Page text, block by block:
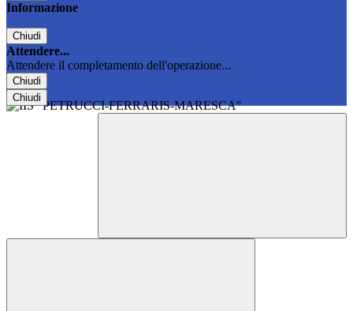
Informazione
Chiudi
Attendere...
Attendere il completamento dell'operazione...
Chiudi
Chiudi